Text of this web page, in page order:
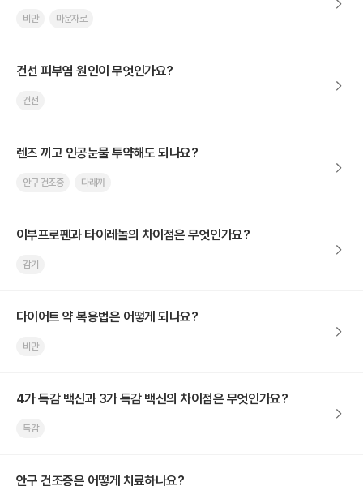
비만 마운자로
건선 피부염 원인이 무엇인가요?
건선
렌즈 끼고 인공눈물 투약해도 되나요?
안구 건조증 다래끼
이부프로펜과 타이레놀의 차이점은 무엇인가요?
감기
다이어트 약 복용법은 어떻게 되나요?
비만
4가 독감 백신과 3가 독감 백신의 차이점은 무엇인가요?
독감
안구 건조증은 어떻게 치료하나요?